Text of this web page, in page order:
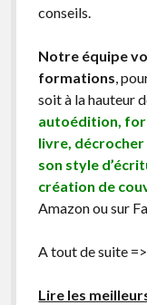
conseils.
Notre équipe
formations,
soit à la hauteur
autoédition,
livre, décrocher
son style
création de
Amazon ou sur
A tout de suite =>
Lire les